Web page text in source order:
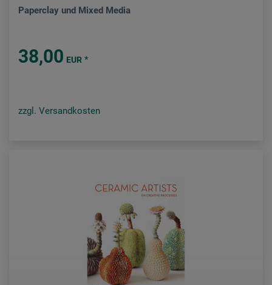
Paperclay und Mixed Media
38,00 EUR *
zzgl. Versandkosten